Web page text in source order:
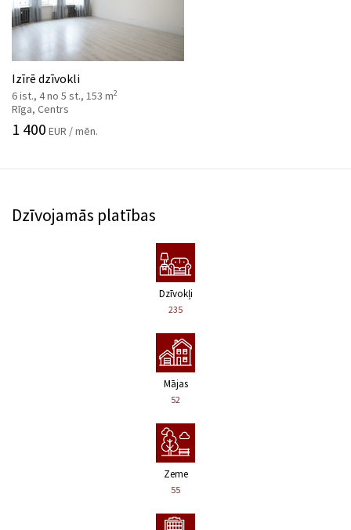
Izīrē dzīvokli
6 ist., 4 no 5 st., 153 m2
Rīga, Centrs
1 400 EUR / mēn.
Dzīvojamās platības
Dzīvokļi
235
Mājas
52
Zeme
55